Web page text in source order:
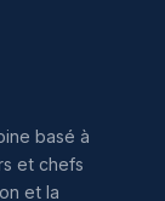
basé à
et chefs
et la